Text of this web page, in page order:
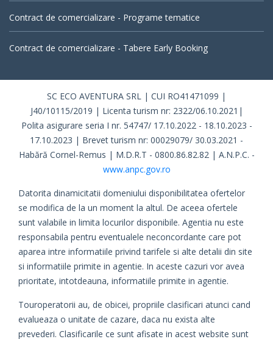
Contract de comercializare - Programe tematice
Contract de comercializare - Tabere Early Booking
SC ECO AVENTURA SRL | CUI RO41471099 |
J40/10115/2019 | Licenta turism nr: 2322/06.10.2021|
Polita asigurare seria I nr. 54747/ 17.10.2022 - 18.10.2023 -
17.10.2023 | Brevet turism nr: 00029079/ 30.03.2021 -
Habără Cornel-Remus | M.D.R.T - 0800.86.82.82 | A.N.P.C. -
www.anpc.gov.ro
Datorita dinamicitatii domeniului disponibilitatea ofertelor
se modifica de la un moment la altul. De aceea ofertele
sunt valabile in limita locurilor disponibile. Agentia nu este
responsabila pentru eventualele neconcordante care pot
aparea intre informatiile privind tarifele si alte detalii din site
si informatiile primite in agentie. In aceste cazuri vor avea
prioritate, intotdeauna, informatiile primite in agentie.
Touroperatorii au, de obicei, propriile clasificari atunci cand
evalueaza o unitate de cazare, daca nu exista alte
prevederi. Clasificarile ce sunt afisate in acest website sunt